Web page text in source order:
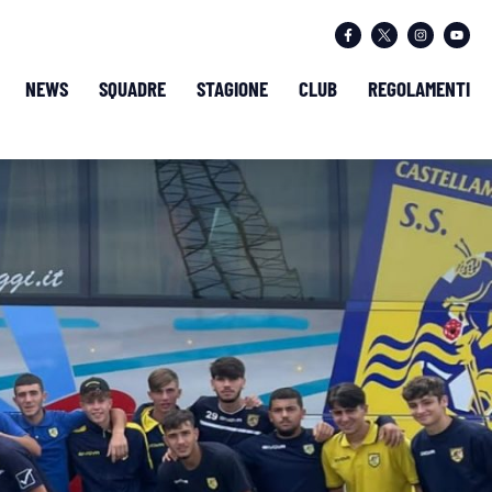
NEWS SQUADRE STAGIONE CLUB REGOLAMENTI